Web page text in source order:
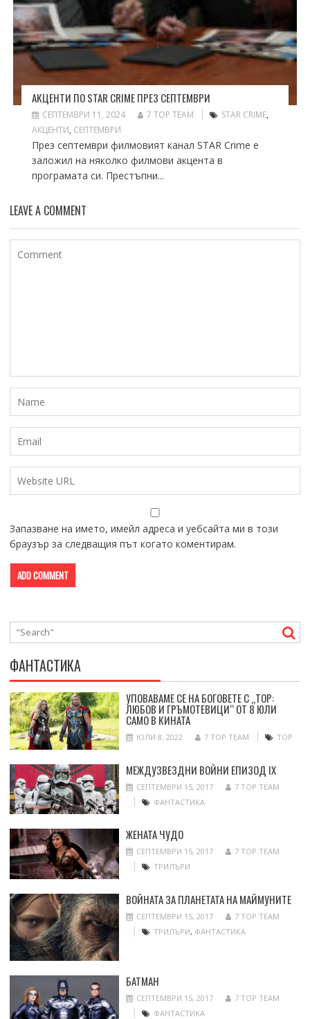
АКЦЕНТИ ПО STAR CRIME ПРЕЗ СЕПТЕМВРИ
СЕПТЕМВРИ 11, 2024 7 TOP TEAM STAR CRIME,
АКЦЕНТИ, СЕПТЕМВРИ
През септември филмовият канал STAR Crime е
заложил на няколко филмови акцента в
програмата си. Престъпни...
LEAVE A COMMENT
Запазване на името, имейл адреса и уебсайта ми в този
браузър за следващия път когато коментирам.
ФАНТАСТИКА
УПОВАВАМЕ СЕ НА БОГОВЕТЕ С „ТОР:
ЛЮБОВ И ГРЪМОТЕВИЦИ“ ОТ 8 ЮЛИ
САМО В КИНАТА
ЮЛИ 8, 2022 7 TOP TEAM ТОР
МЕЖДУЗВЕЗДНИ ВОЙНИ ЕПИЗОД IX
СЕПТЕМВРИ 15, 2017
7 TOP TEAM
ФАНТАСТИКА
ЖЕНАТА ЧУДО
СЕПТЕМВРИ 15, 2017
7 TOP TEAM
ТРИЛЪРИ
ВОЙНАТА ЗА ПЛАНЕТАТА НА МАЙМУНИТЕ
СЕПТЕМВРИ 15, 2017
7 TOP TEAM
ТРИЛЪРИ, ФАНТАСТИКА
БАТМАН
СЕПТЕМВРИ 15, 2017
7 TOP TEAM
ФАНТАСТИКА